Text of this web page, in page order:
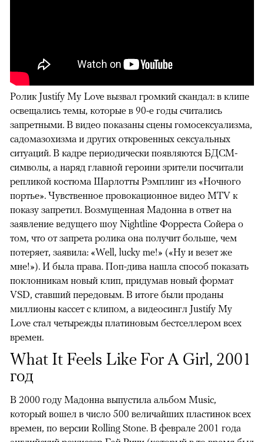
Ролик Justify My Love вызвал громкий скандал: в клипе
освещались темы, которые в 90-е годы считались
запретными. В видео показаны сцены гомосексуализма,
садомазохизма и других откровенных сексуальных
ситуаций. В кадре периодически появляются БДСМ-
символы, а наряд главной героини зрители посчитали
репликой костюма Шарлотты Рэмплинг из «Ночного
портье». Чувственное провокационное видео MTV к
показу запретил. Возмущенная Мадонна в ответ на
заявление ведущего шоу Nightline Форреста Сойера о
том, что от запрета ролика она получит больше, чем
потеряет, заявила: «Well, lucky me!» («Ну и везет же
мне!»). И была права. Поп-дива нашла способ показать
поклонникам новый клип, придумав новый формат
VSD, ставший передовым. В итоге были проданы
миллионы кассет с клипом, а видеосингл Justify My
Love стал четырежды платиновым бестселлером всех
времен.
What It Feels Like For A Girl, 2001
год
В 2000 году Мадонна выпустила альбом Music,
который вошел в число 500 величайших пластинок всех
времен, по версии Rolling Stone. В феврале 2001 года